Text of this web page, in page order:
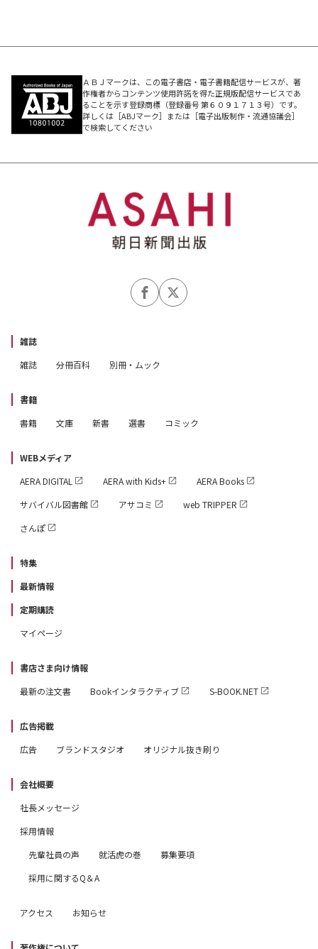
ＡＢＪマークは、この電子書店・電子書籍配信サービスが、著
作権者からコンテンツ使用許諾を得た正規版配信サービスであ
ることを示す登録商標（登録番号 第６０９１７１３号）です。
詳しくは［ABJマーク］または［電子出版制作・流通協議会］
で検索してください
雑誌
雑誌
分冊百科 別冊・ムック
書籍
書籍
文庫 新書 選書 コミック
WEBメディア
AERA DIGITAL
AERA with Kids+
AERA Books
サバイバル図書館
アサコミ
web TRIPPER
さんぽ
特集
最新情報
定期購読
マイページ
書店さま向け情報
最新の注文書
Bookインタラクティブ S-BOOK.NET
広告掲載
広告
ブランドスタジオ オリジナル抜き刷り
会社概要
社長メッセージ
採用情報
先輩社員の声
就活虎の巻
募集要項
採用に関するQ＆A
アクセス お知らせ